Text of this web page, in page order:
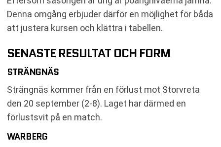
Denna omgång erbjuder därför en möjlighet för båda
att justera kursen och klättra i tabellen.
SENASTE RESULTAT OCH FORM
STRÄNGNÄS
Strängnäs kommer från en förlust mot Storvreta
den 20 september (2-8). Laget har därmed en
förlustsvit på en match.
WARBERG